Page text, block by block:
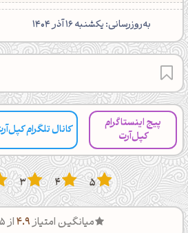
‌به‌روزرسانی: یکشنبه 16 آذر 1404
پیج اینستاگرام
کپل‌آرت
کانال تلگرام
5
4
3
میانگین امتیاز4.9از 5 (